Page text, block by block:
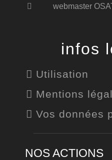
webmaster
infos
Utilisation
Mentions
Vos données
NOS ACTIONS